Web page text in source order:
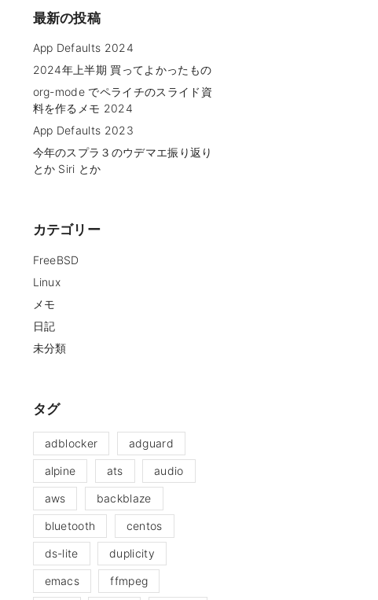
最新の投稿
App Defaults 2024
2024年上半期 買ってよかったもの
org-mode でペライチのスライド資
料を作るメモ 2024
App Defaults 2023
今年のスプラ３のウデマエ振り返り
とか Siri とか
カテゴリー
FreeBSD
Linux
メモ
日記
未分類
タグ
adblocker adguard
alpine ats audio
aws backblaze
bluetooth centos
ds-lite duplicity
emacs ffmpeg